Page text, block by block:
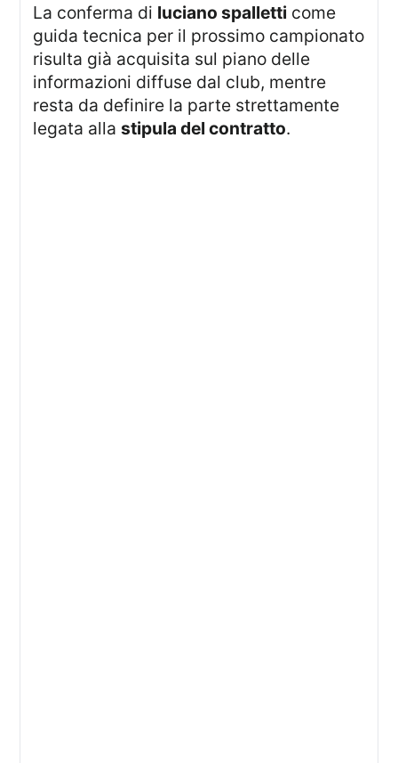
La conferma di luciano spalletti come
guida tecnica per il prossimo campionato
risulta già acquisita sul piano delle
informazioni diffuse dal club, mentre
resta da definire la parte strettamente
legata allastipula del contratto.